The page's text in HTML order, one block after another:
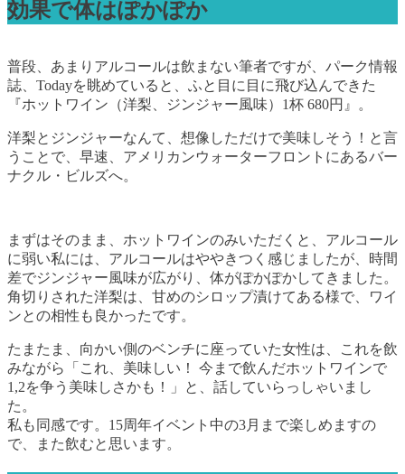
効果で体はぽかぽか
普段、あまりアルコールは飲まない筆者ですが、パーク情報
誌、Todayを眺めていると、ふと目に目に飛び込んできた
『ホットワイン（洋梨、ジンジャー風味）1杯 680円』。
洋梨とジンジャーなんて、想像しただけで美味しそう！と言
うことで、早速、アメリカンウォーターフロントにあるバー
ナクル・ビルズへ。
まずはそのまま、ホットワインのみいただくと、アルコール
に弱い私には、アルコールはややきつく感じましたが、時間
差でジンジャー風味が広がり、体がぽかぽかしてきました。
角切りされた洋梨は、甘めのシロップ漬けてある様で、ワイ
ンとの相性も良かったです。
たまたま、向かい側のベンチに座っていた女性は、これを飲
みながら「これ、美味しい！ 今まで飲んだホットワインで
1,2を争う美味しさかも！」と、話していらっしゃいまし
た。
私も同感です。15周年イベント中の3月まで楽しめますの
で、また飲むと思います。